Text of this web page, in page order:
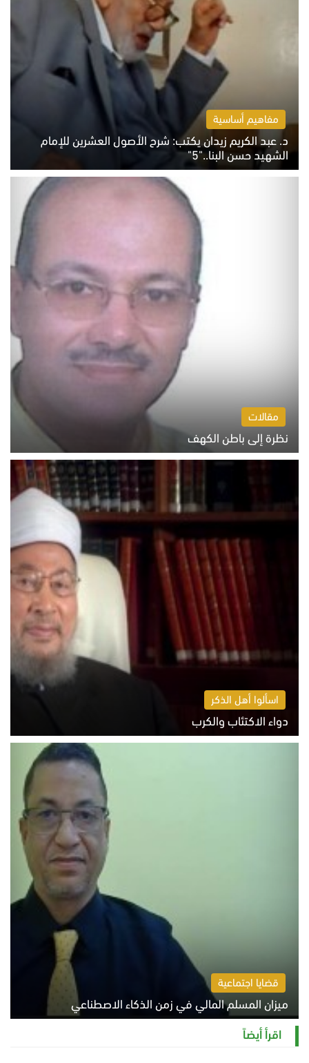
مفاهيم أساسية
د. عبد الكريم زيدان يكتب: شرح الأصول العشرين للإمام
الشهيد حسن البنا.."5"
السبت 8 أغسطس 2026 10:46 ص
مقالات
نظرة إلى باطن الكهف
السبت 8 أغسطس 2026 11:04 ص
اسألوا أهل الذكر
دواء الاكتئاب والكرب
السبت 8 أغسطس 2026 10:54 ص
قضايا اجتماعية
ميزان المسلم المالي في زمن الذكاء الاصطناعي
السبت 8 أغسطس 2026 11:21 ص
اقرأ أيضاً